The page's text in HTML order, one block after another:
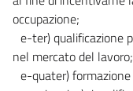
occupazione;
e-ter) qualificazione
nel mercato del lavoro;
e-quater)